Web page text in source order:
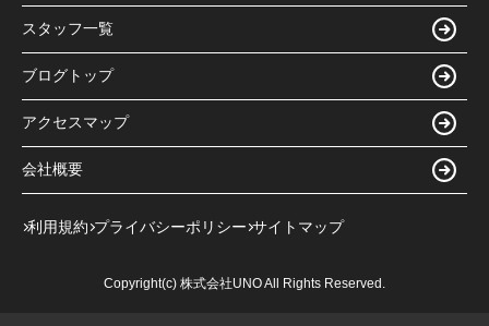
スタッフ一覧
ブログトップ
アクセスマップ
会社概要
利用規約 プライバシーポリシー サイトマップ
Copyright(c) 株式会社UNO All Rights Reserved.